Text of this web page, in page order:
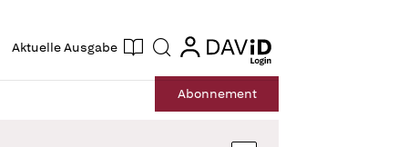
Aktuelle Ausgabe Suche login
login
Abonnement